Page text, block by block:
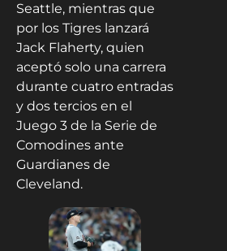
Seattle, mientras que
por los Tigres lanzará
Jack Flaherty, quien
aceptó solo una carrera
durante cuatro entradas
y dos tercios en el
Juego 3 de la Serie de
Comodines ante
Guardianes de
Cleveland.